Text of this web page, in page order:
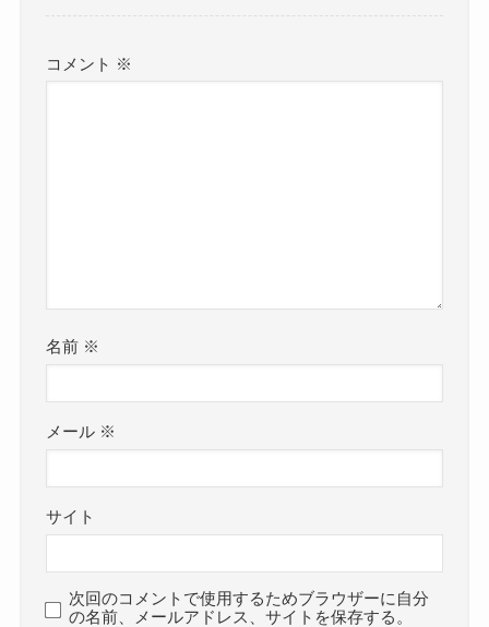
コメント ※
名前 ※
メール ※
サイト
次回のコメントで使用するためブラウザーに自分
の名前、メールアドレス、サイトを保存する。